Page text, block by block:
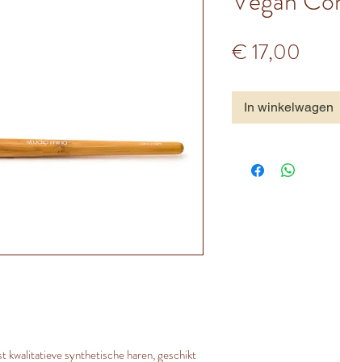
kwalitatieve synthetische haren, geschikt
€ 17,00
In winkelwagen